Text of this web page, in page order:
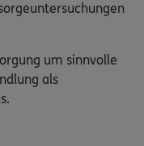
um sinnvolle
als